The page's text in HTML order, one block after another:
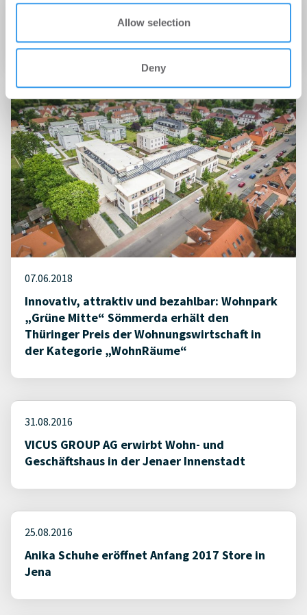
Allow selection
Deny
Shoperöffnung in Weimar
07.06.2018
Innovativ, attraktiv und bezahlbar: Wohnpark
„Grüne Mitte“ Sömmerda erhält den
Thüringer Preis der Wohnungswirtschaft in
der Kategorie „WohnRäume“
31.08.2016
VICUS GROUP AG erwirbt Wohn- und
Geschäftshaus in der Jenaer Innenstadt
25.08.2016
Anika Schuhe eröffnet Anfang 2017 Store in
Jena